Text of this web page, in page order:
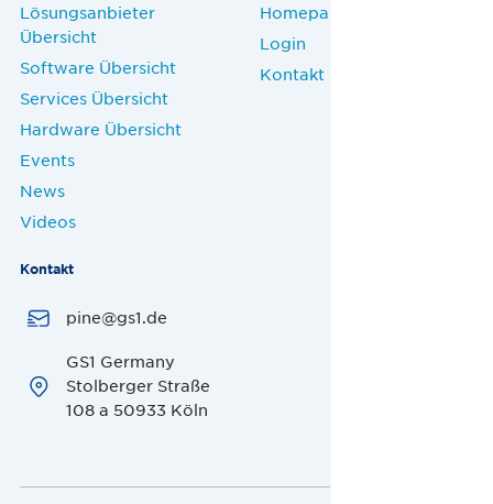
Lösungsanbieter
Übersicht
Software Übersicht
Services Übersicht
Hardware Übersicht
Events
News
Videos
Homepage
Login
Kontakt
Kontakt
pine@gs1.de
GS1 Germany
Stolberger Straße
108 a 50933 Köln